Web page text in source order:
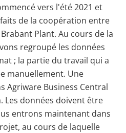
vers l'été 2021 et
de la coopération entre
Plant. Au cours de la
regroupé les données
; la partie du travail qui a
manuellement. Une
Agriware Business Central
Les données doivent être
entrons maintenant dans
au cours de laquelle